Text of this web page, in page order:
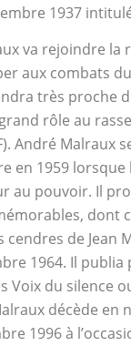
1937 intitulé
va rejoindre la
aux combats
très proche
rôle au
André Malraux
en 1959 lorsque
au pouvoir. Il
dont
de Jean
1964. Il
Voix du silence
décède en
1996 à